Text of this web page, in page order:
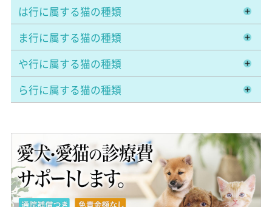
は行に属する猫の種類
ま行に属する猫の種類
や行に属する猫の種類
ら行に属する猫の種類